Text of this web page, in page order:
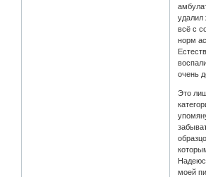
удалил
всё с
норм
очень
Это
моей